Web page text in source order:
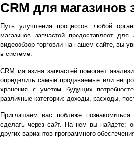
CRM для магазинов
Путь улучшения процессов любой
магазинов запчастей предоставляет
видеообзор торговли на нашем сайте, вы
в системе.
CRM магазина запчастей помогает
определить самые продаваемые или
хранения с учетом будущих
различные категории: доходы, расходы,
Приглашаем вас поближе
сделать через сайт. На нем вы найдете:
других вариантов программного